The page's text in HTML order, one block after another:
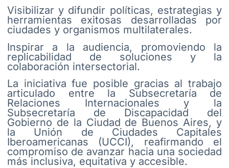
Visibilizar y difundir políticas, estrategias y
herramientas exitosas desarrolladas por
ciudades y organismos multilaterales.
Inspirar a la audiencia, promoviendo la
replicabilidad de soluciones y la
colaboración intersectorial.
La iniciativa fue posible gracias al trabajo
articulado entre la Subsecretaría de
Relaciones Internacionales y la
Subsecretaría de Discapacidad del
Gobierno de la Ciudad de Buenos Aires, y
la Unión de Ciudades Capitales
Iberoamericanas (UCCI), reafirmando el
compromiso de avanzar hacia una sociedad
más inclusiva, equitativa y accesible.